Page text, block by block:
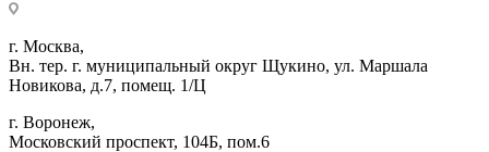
г. Москва,
Вн. тер. г. муниципальный округ Щукино, ул. Маршала
Новикова, д.7, помещ. 1/Ц
г. Воронеж,
​Московский проспект, 104Б, пом.6